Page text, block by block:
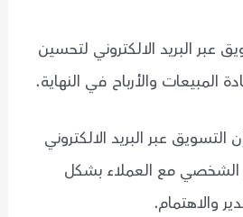
عبر البريد الالكتروني لتحسين
المبيعات والأرباح في النهاية.
عبر البريد الالكتروني
الشخصي مع العملاء بشكل
والاهتمام.